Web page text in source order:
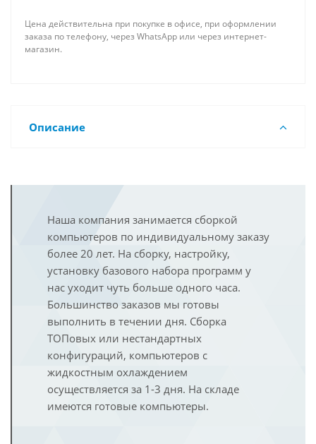
Цена действительна при покупке в офисе, при оформлении
заказа по телефону, через WhatsApp или через интернет-
магазин.
Описание
Наша компания занимается сборкой
компьютеров по индивидуальному заказу
более 20 лет. На сборку, настройку,
установку базового набора программ у
нас уходит чуть больше одного часа.
Большинство заказов мы готовы
выполнить в течении дня. Сборка
ТОПовых или нестандартных
конфигураций, компьютеров с
жидкостным охлаждением
осуществляется за 1-3 дня. На складе
имеются готовые компьютеры.